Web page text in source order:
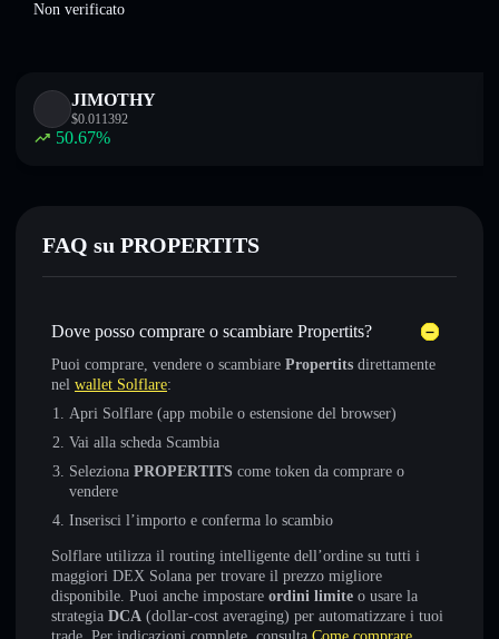
Non verificato
JIMOTHY
$0.011392
50.67%
FAQ su PROPERTITS
Dove posso comprare o scambiare Propertits?
Puoi comprare, vendere o scambiare Propertits direttamente
nel wallet Solflare:
Apri Solflare (app mobile o estensione del browser)
Vai alla scheda Scambia
Seleziona PROPERTITS come token da comprare o
vendere
Inserisci l’importo e conferma lo scambio
Solflare utilizza il routing intelligente dell’ordine su tutti i
maggiori DEX Solana per trovare il prezzo migliore
disponibile. Puoi anche impostare ordini limite o usare la
strategia DCA (dollar-cost averaging) per automatizzare i tuoi